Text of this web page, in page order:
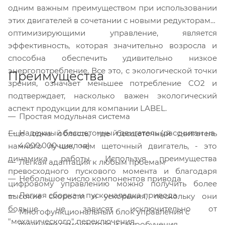
одним важным преимуществом при использовании
этих двигателей в сочетании с новыми редукторами,
оптимизирующими управление, является
эффективность, которая значительно возросла и
способна обеспечить удивительно низкое
энергопотребление. Все это, с экологической точки
зрения, означает меньшее потребление CO2 и
подтверждает, насколько важен экологический
аспект продукции для компании LABEL.
Еще одна область, где бесщеточный двигатель
намного лучше, чем щеточный двигатель, - это
динамика работы. Используя преимущества
превосходного пускового момента и благодаря
цифровому управлению можно получить более
высокие скорости и ускорения, поскольку они
больше не зависят исключительно от
"механического" переключения.
Преимущества
Простая модульная система
Надежный бесщеточный двигатель (рассчитан на
4.000.000 циклов)
Легкая адаптация к любым проемам
Небольшое число компонентов привода
Легкая сборка и пусконаладка привода
Многофункциональный блок управления с